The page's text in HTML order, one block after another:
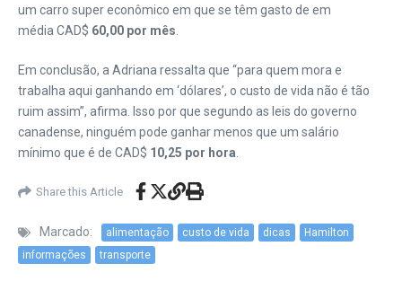
um carro super econômico em que se têm gasto de em
média CAD$ 60,00 por mês
Em conclusão, a Adriana ressalta que “para quem mora e
trabalha aqui ganhando em ‘dólares’, o custo de vida não é tão
ruim assim”, afirma. Isso por que segundo as leis do governo
canadense, ninguém pode ganhar menos que um salário
mínimo que é de CAD$ 10,25 por hora
Share this Article
Marcado: alimentação custo de vida dicas
Hamilton
informações
transporte